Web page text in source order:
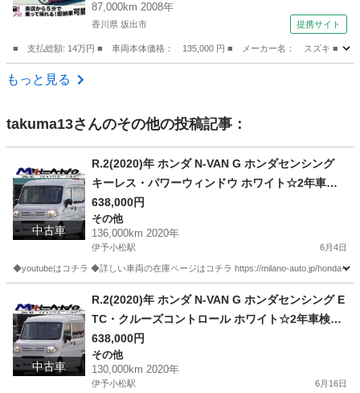
87,000km 2008年
香川県 坂出市 提携サイト
■ 支払総額: 14万円 ■ 車両本体価格： 135,000 円 ■ メーカー名： スズキ ■
香川 坂出市
もっと見る
takuma13さんのその他の投稿記事：
中古車
R.2(2020)年 ホンダ N-VAN G ホンダセンシング
キーレス・パワーウィンドウ ホワイト☆2年車検
付き・整備渡・1年保証付☆
638,000円
その他
136,000km 2020年
伊予小松駅 6月4日
◆youtubeはコチラ ◆詳しい車両の在庫ページはコチラ https://milano-auto.jp/honda-n-
伊予小松駅 その他
中古車
R.2(2020)年 ホンダ N-VAN G ホンダセンシング E
TC・クルーズコントロール ホワイト☆2年車検付
き・整備渡・1年保証付☆130,000km
638,000円
その他
130,000km 2020年
伊予小松駅 6月16日